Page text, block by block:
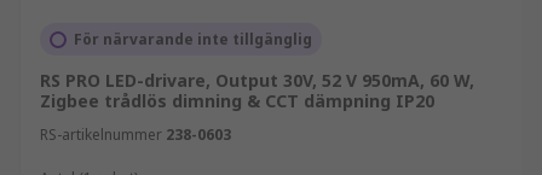
För närvarande inte tillgänglig
RS PRO LED-drivare, Output 30V, 52 V 950mA, 60 W,
Zigbee trådlös dimning & CCT dämpning IP20
RS-artikelnummer 238-0603